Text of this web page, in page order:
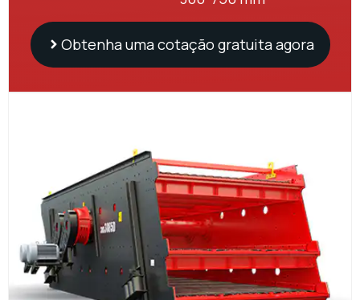
Obtenha uma cotação gratuita agora